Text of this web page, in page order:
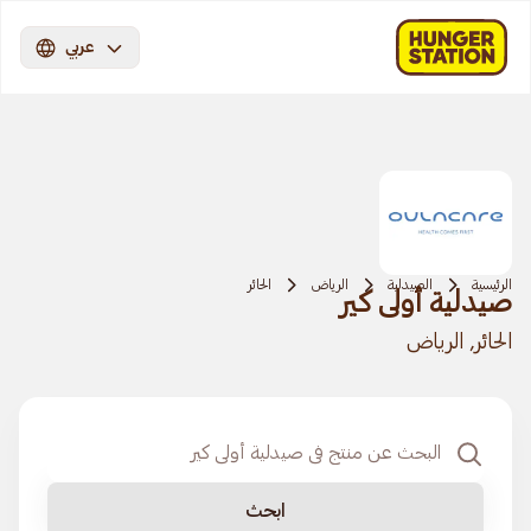
عربي
الرئيسية الصيدلية الرياض الحائر
صيدلية أولى كير
الحائر, الرياض
ابحث